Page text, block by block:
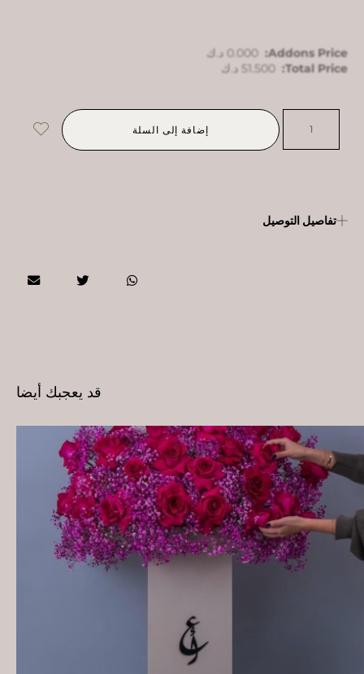
Addons Price:
0.000 د.ك
Total Price:
51.500 د.ك
إضافة إلى السلة
تفاصيل التوصيل
قد يعجبك أيضا